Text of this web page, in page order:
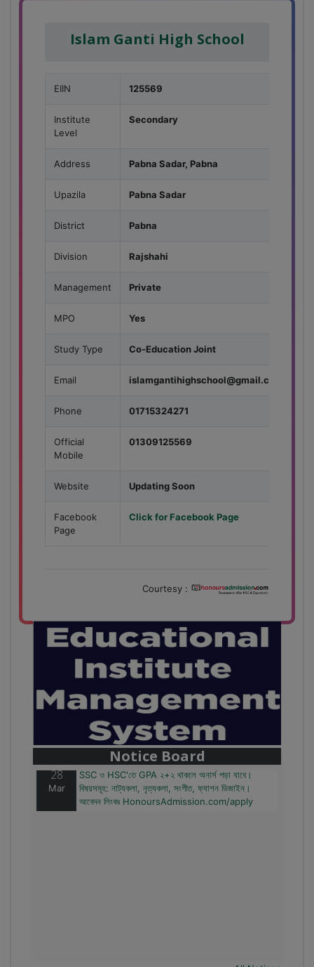
Islam Ganti High School
EIIN 125569
Institute
Level
Secondary
Address Pabna Sadar, Pabna
Upazila Pabna Sadar
District Pabna
Division Rajshahi
Management Private
MPO Yes
Study Type Co-Education Joint
Email islamgantihighschool@gmail.com
Phone 01715324271
Official
Mobile
01309125569
Website Updating Soon
Facebook
Page
Click for Facebook Page
Courtesy :
Notice Board
বাজেটের মধ্যে প্রাইভেট ইউনিভার্সিটিতে অনার্স পড়ার সুযোগ।
২০টির অধিক বিষয়, ৪ বছরে মোট খরচ ২ লক্ষ থেকে ৫ লক্ষ টাকা।
আবেদন লিংকঃ HonoursAdmission.com/apply
28
Mar
SSC ও HSC'তে GPA ২+২ থাকলে অনার্স পড়া যাবে।
বিষয়সমূহ: নাট্যকলা, নৃত্যকলা, সংগীত, ফ্যাশন ডিজাইন।
আবেদন লিংকঃ HonoursAdmission.com/apply